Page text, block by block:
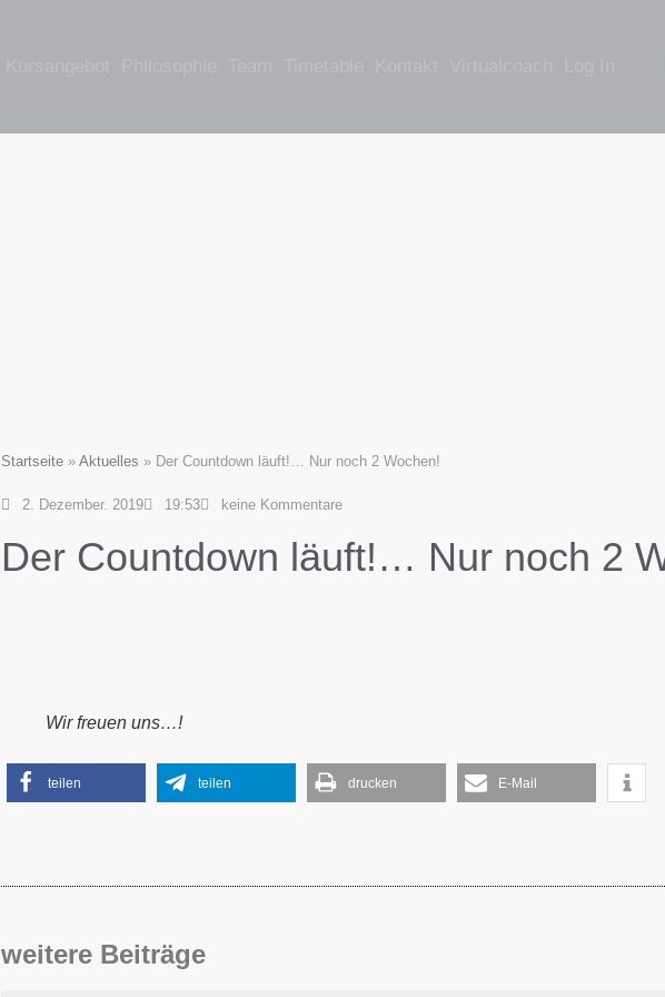
Startseite » Aktuelles » Der Countdown läuft!… Nur noch 2 Wochen!
2. Dezember. 2019 19:53 keine Kommentare
Der Countdown läuft!… Nur noch 2
Wir freuen uns…!
teilen teilen drucken E-Mail
weitere Beiträge